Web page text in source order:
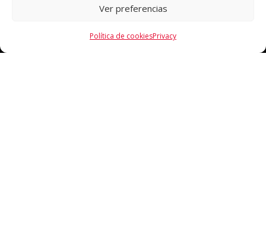
Ver preferencias
Política de cookiesPrivacy